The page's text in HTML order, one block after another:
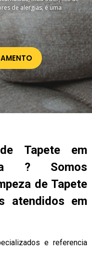
de alergias, é uma
Tapete em
? Somos
de Tapete
atendidos em
e referencia